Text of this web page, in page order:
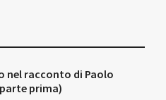
nel racconto di Paolo
prima)